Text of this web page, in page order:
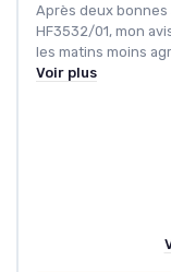
Après deux bonnes
HF3532/01, mon
les matins moins
Voir plus